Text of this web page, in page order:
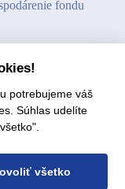
fondu
Mapa stránok
potrebujeme váš
Súhlas udelíte
všetko